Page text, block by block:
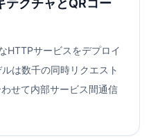
テクチャとQRコー
HTTPサービスをデプロイ
は数千の同時リクエスト
せて内部サービス間通信